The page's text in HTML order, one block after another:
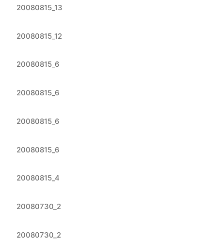
20080815_13
20080815_12
20080815_6
20080815_6
20080815_6
20080815_6
20080815_4
20080730_2
20080730_2